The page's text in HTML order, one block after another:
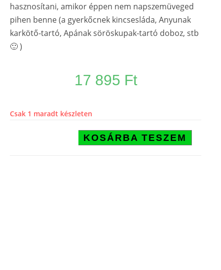
hasznosítani, amikor éppen nem napszemüveged
pihen benne (a gyerkőcnek kincsesláda, Anyunak
karkötő-tartó, Apának söröskupak-tartó doboz, stb
🙂 )
17 895 Ft
Csak 1 maradt készleten
KOSÁRBA TESZEM